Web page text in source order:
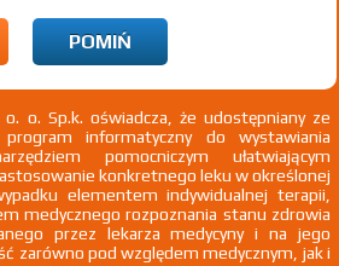
ATC
POMIŃ
o. o. Sp.k. oświadcza, że udostępniany ze
informatyczny do wystawiania
pomocniczym ułatwiającym
konkretnego leku w określonej
elementem indywidualnej terapii,
medycznego rozpoznania stanu zdrowia
przez lekarza medycyny i na jego
zarówno pod względem medycznym, jak i